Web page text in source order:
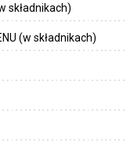
składnikach)
(w składnikach)